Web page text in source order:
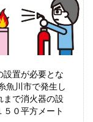
置が必要とな
川市で発生し
まで消火器の設
０平方メート